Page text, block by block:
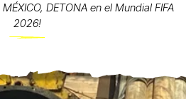
DETONA en el Mundial FIFA
2026!